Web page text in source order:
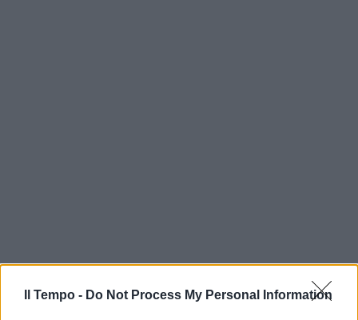
Il Tempo - Do Not Process My Personal Information